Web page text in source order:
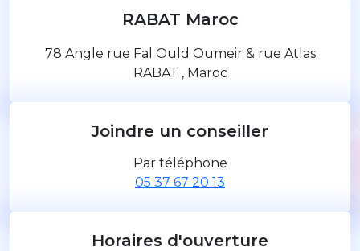
RABAT Maroc
78 Angle rue Fal Ould Oumeir & rue Atlas
RABAT , Maroc
Joindre un conseiller
Par téléphone
05 37 67 20 13
Horaires d'ouverture